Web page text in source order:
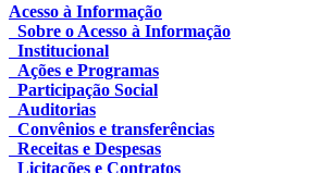
Acesso à Informação
Sobre o Acesso à Informação
Institucional
Ações e Programas
Participação Social
Auditorias
Convênios e transferências
Receitas e Despesas
Licitações e Contratos